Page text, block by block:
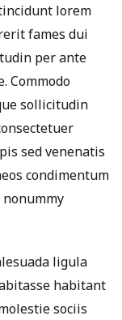
lorem
fames dui
per ante
Commodo
sollicitudin
sed venenatis
condimentum
ligula
habitant
sociis